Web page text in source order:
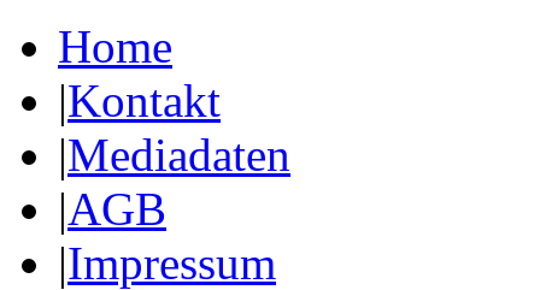
Home
|Kontakt
|Mediadaten
|AGB
|Impressum